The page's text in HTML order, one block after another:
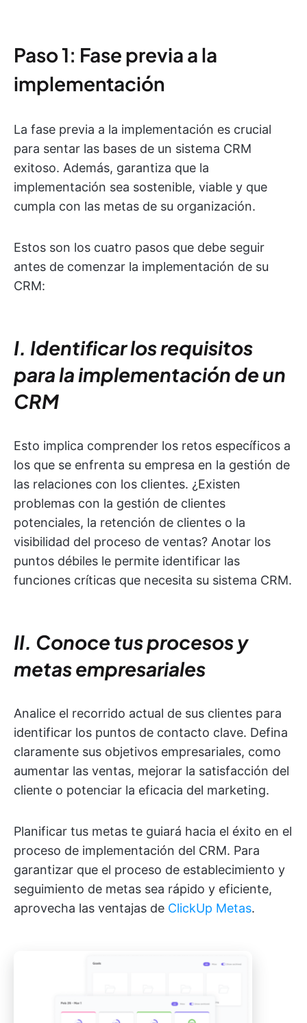
Paso 1: Fase previa a la
implementación
La fase previa a la implementación es crucial
para sentar las bases de un sistema CRM
exitoso. Además, garantiza que la
implementación sea sostenible, viable y que
cumpla con las metas de su organización.
Estos son los cuatro pasos que debe seguir
antes de comenzar la implementación de su
CRM:
I. Identificar los requisitos
para la implementación de un
CRM
Esto implica comprender los retos específicos a
los que se enfrenta su empresa en la gestión de
las relaciones con los clientes. ¿Existen
problemas con la gestión de clientes
potenciales, la retención de clientes o la
visibilidad del proceso de ventas? Anotar los
puntos débiles le permite identificar las
funciones críticas que necesita su sistema CRM.
II. Conoce tus procesos y
metas empresariales
Analice el recorrido actual de sus clientes para
identificar los puntos de contacto clave. Defina
claramente sus objetivos empresariales, como
aumentar las ventas, mejorar la satisfacción del
cliente o potenciar la eficacia del marketing.
Planificar tus metas te guiará hacia el éxito en el
proceso de implementación del CRM. Para
garantizar que el proceso de establecimiento y
seguimiento de metas sea rápido y eficiente,
aprovecha las ventajas de ClickUp Metas.